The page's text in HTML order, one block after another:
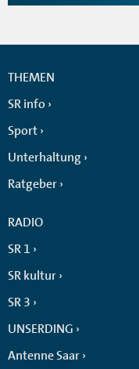
THEMEN
SR info
Sport
Unterhaltung
Ratgeber
RADIO
SR 1
SR kultur
SR 3
UNSERDING
Antenne Saar